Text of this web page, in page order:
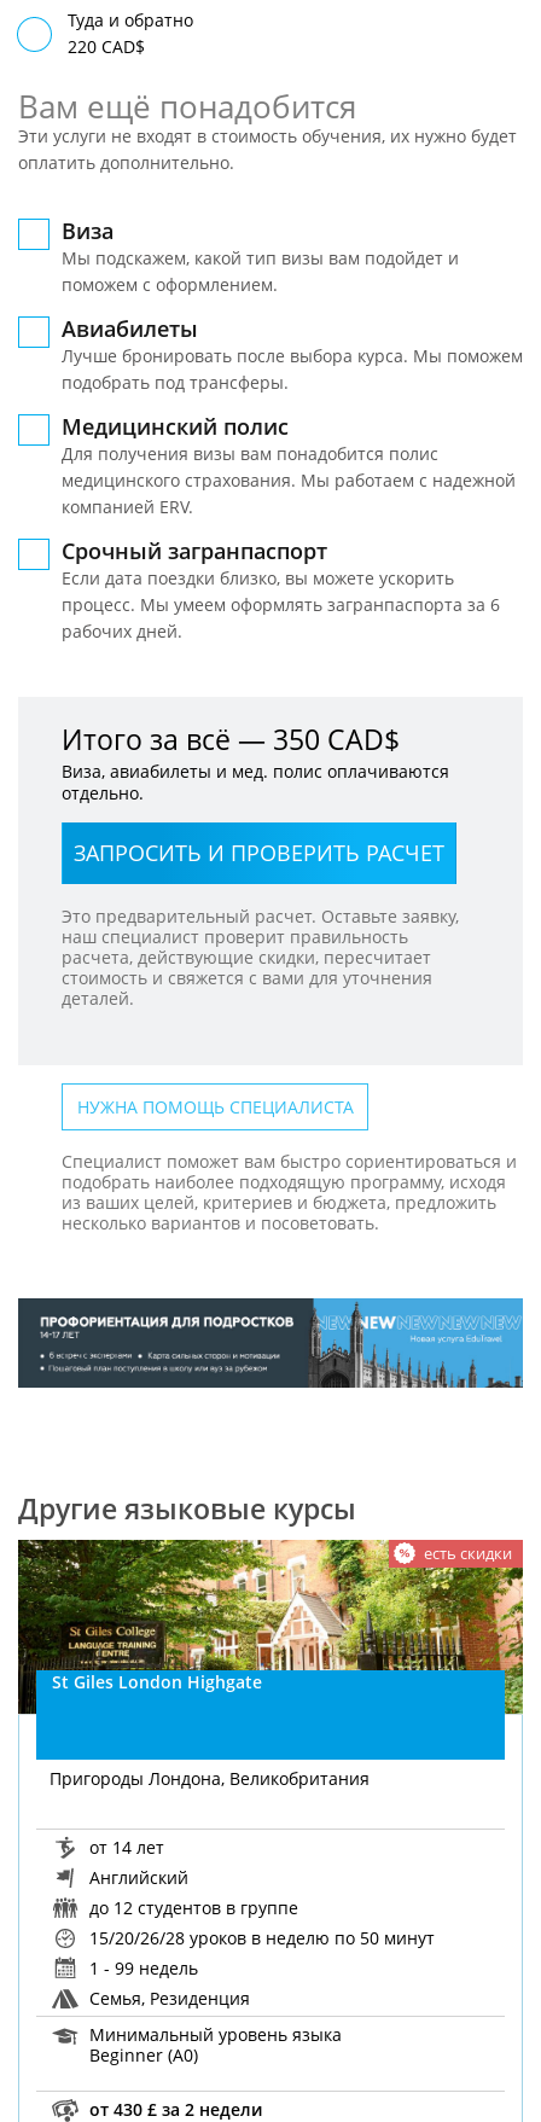
Туда и обратно
220 CAD$
Вам ещё понадобится
Эти услуги не входят в стоимость обучения, их нужно будет
оплатить дополнительно.
Виза
Мы подскажем, какой тип визы вам подойдет и
поможем с оформлением.
Авиабилеты
Лучше бронировать после выбора курса. Мы поможем
подобрать под трансферы.
Медицинский полис
Для получения визы вам понадобится полис
медицинского страхования. Мы работаем с надежной
компанией ERV.
Срочный загранпаспорт
Если дата поездки близко, вы можете ускорить
процесс. Мы умеем оформлять загранпаспорта за 6
рабочих дней.
Итого за всё — 350 CAD$
Виза, авиабилеты и мед. полис оплачиваются
отдельно.
ЗАПРОСИТЬ И ПРОВЕРИТЬ РАСЧЕТ
Это предварительный расчет. Оставьте заявку,
наш специалист проверит правильность
расчета, действующие скидки, пересчитает
стоимость и свяжется с вами для уточнения
деталей.
НУЖНА ПОМОЩЬ СПЕЦИАЛИСТА
Специалист поможет вам быстро сориентироваться и
подобрать наиболее подходящую программу, исходя
из ваших целей, критериев и бюджета, предложить
несколько вариантов и посоветовать.
Другие языковые курсы
St Giles London Highgate
есть скидки
Пригороды Лондона, Великобритания
от 14 лет
Английский
до 12 студентов в группе
15/20/26/28 уроков в неделю по 50 минут
1 - 99 недель
Семья, Резиденция
Минимальный уровень языка
Beginner (A0)
от 430 £ за 2 недели